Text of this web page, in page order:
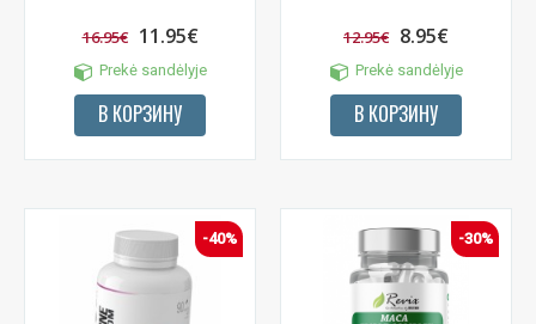
16.95€ 11.95€
Prekė sandėlyje
В КОРЗИНУ
12.95€ 8.95€
Prekė sandėlyje
В КОРЗИНУ
-40% -30%